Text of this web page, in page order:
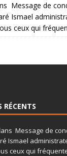
Message de
Ismael
ceux qui
RÉCENTS
Message de
Ismael
ceux qui